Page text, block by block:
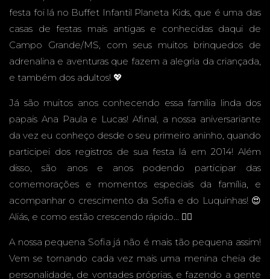
BUFFE
T
INFANT
IL
festa foi lá no Buffet Infantil Planeta Kids, que é uma das
casas de festas mais antigas e conhecidas daqui de
Campo Grande/MS, com seus muitos brinquedos de
adrenalina e aventuras que fazem a alegria da criançada,
e também dos adultos! 💖
Já são muitos anos conhecendo essa família linda dos
papais Ana Paula e Lucas! Afinal, a nossa aniversariante
da vez eu conheço desde o seu primeiro aninho, quando
participei dos registros de sua festa lá em 2014! Além
disso, são anos e anos podendo participar das
comemorações e momentos especiais da família, e
acompanhar o crescimento da Sofia e do Luquinhas! 😍
Aliás, e como estão crescendo rápido... 😮‍💨
A nossa pequena Sofia já não é mais tão pequena assim!
Vem se tornando cada vez mais uma menina cheia de
personalidade, de vontades próprias, e fazendo a gente